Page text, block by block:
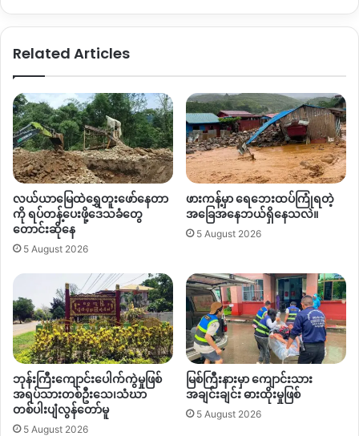
ကောင်စီ
စစ်ဆေး
Related Articles
လယ်ယာမြေထဲရွှေတူးဖော်နေတာ
ကို ရပ်တန့်ပေးဖို့ဒေသခံတွေ
တောင်းဆိုနေ
5 August 2026
ဖားကန့်မှာ ရေဘေးထပ်ကြုံရတဲ့
အခြေအနေဘယ်ရှိနေသလဲ။
5 August 2026
ဘုန်းကြီးကျောင်းပေါက်ကွဲမှုဖြစ်
အရပ်သားတစ်ဦးသေ၊သံဃာ
တစ်ပါးပျံလွန်တော်မူ
5 August 2026
မြစ်ကြီးနားမှာ ကျောင်းသား
အချင်းချင်း ဓားထိုးမှုဖြစ်
5 August 2026